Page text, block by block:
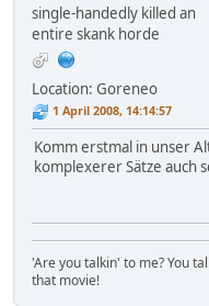
single-handedly killed an
entire skank horde
Location: Goreneo
1 April 2008, 14:14:57
Komm erstmal in unser
komplexerer Sätze auch
'Are you talkin' to me? You
that movie!